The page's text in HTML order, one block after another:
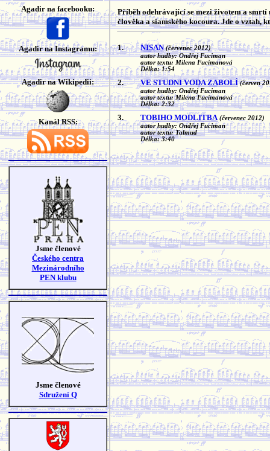
Agadir na facebooku:
Agadir na Instagramu:
Agadir na Wikipedii:
Kanál RSS:
Jsme členové
Českého centra
Mezinárodního
PEN klubu
Jsme členové
Sdružení Q
Příběh odehrávající se mezi životem a
člověka a siamského kocoura. Jde o vztah,
1. NISAN (červenec 2012)
autor hudby: Ondřej Fuciman
autor textu: Milena Fucimanová
Délka: 1:54
2. VE STUDNI VODA ZABOLÍ (červen
autor hudby: Ondřej Fuciman
autor textu: Milena Fucimanová
Délka: 2:32
3. TOBIHO MODLITBA (červenec 2012)
autor hudby: Ondřej Fuciman
autor textu: Talmud
Délka: 3:40